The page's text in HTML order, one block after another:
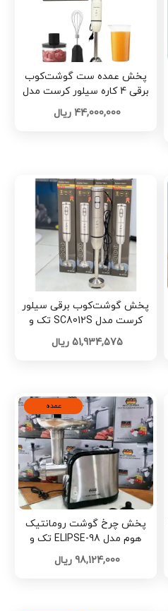
پخش عمده ست گوشت‌کوب
برقی 4 کاره سیلور کرست مدل
44,000,000 ریال
پخش گوشت‌کوب برقی سیلور
کرست مدل SC8012S تک و
عمده کد F1307
51,934,575 ریال
عمده
پخش چرخ گوشت رومانتیک
هوم مدل ELIPSE-98 تک و
عمده کد Z3714
98,124,000 ریال